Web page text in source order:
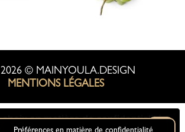
© MAINYOULA.DESIGN
MENTIONS LÉGALES
choix en matière de confidentialité